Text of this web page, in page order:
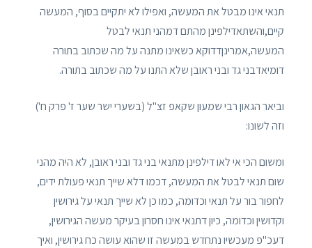
תנאי אינו מבטל את המעשה, ואפילו לא יתקיים בסוף, המעשה
קיים,והשתאדילפינן מהתם דמהני תנאי לבטל
המעשה,אמרינןדדוקא כשאינו מתנה על מה שכתוב בתורה
דומיאדבני גד ובני ראובן שלא התנו על מה שכתוב בתורה.
וביאר הגאון רבי שמעון שקאפ זצ"ל (בשערי ישר שער ז' פרק ח')
וזה לשונו:
ומשום הכי אי לאו דילפינן מתנאי בני גד ובני ראובן, לא היה מהני
שום תנאי לבטל את המעשה, דכמו דלא שייך תנאי פעולת ידים,
לחפור בור על תנאי וכדומה, כמו כן לא שייך תנאי על גירושין
וקדושין וכדומה, כיון דתנאי אינו חסרון בעיקר מעשה הגירושין,
דעכ"פ מעכשיו נתחדש במעשה זו שהוא עושה כח גירושין, ואיך